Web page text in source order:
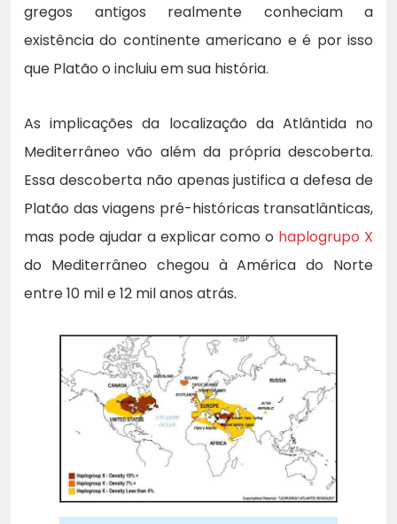
gregos antigos realmente conheciam a
existência do continente americano e é por isso
que Platão o incluiu em sua história.
As implicações da localização da Atlântida no
Mediterrâneo vão além da própria descoberta.
Essa descoberta não apenas justifica a defesa de
Platão das viagens pré-históricas transatlânticas,
mas pode ajudar a explicar como o haplogrupo X
do Mediterrâneo chegou à América do Norte
entre 10 mil e 12 mil anos atrás.